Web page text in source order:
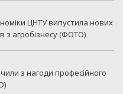
ЦНТУ випустила нових
з агробізнесу (ФОТО)
з нагоди професійного